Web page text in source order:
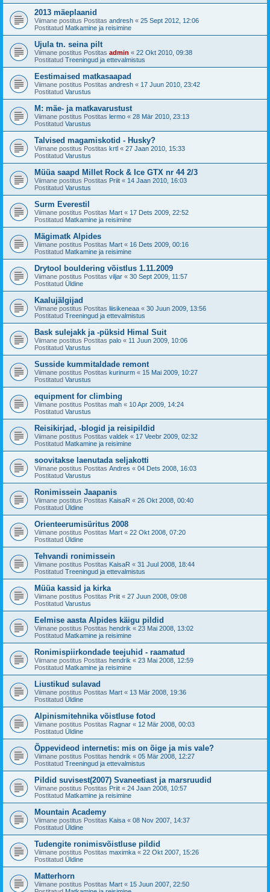
2013 mäeplaanid
Viimane postitus Postitas andresh « 25 Sept 2012, 12:06
Postitatud Matkamine ja reisimine
Ujula tn. seina pilt
Viimane postitus Postitas admin « 22 Okt 2010, 09:38
Postitatud Treeningud ja ettevalmistus
Eestimaised matkasaapad
Viimane postitus Postitas andresh « 17 Juun 2010, 23:42
Postitatud Varustus
M: mäe- ja matkavarustust
Viimane postitus Postitas lermo « 28 Mär 2010, 23:13
Postitatud Varustus
Talvised magamiskotid - Husky?
Viimane postitus Postitas krtl « 27 Jaan 2010, 15:33
Postitatud Varustus
Müüa saapd Millet Rock & Ice GTX nr 44 2/3
Viimane postitus Postitas Priit « 14 Jaan 2010, 16:03
Postitatud Varustus
Surm Everestil
Viimane postitus Postitas Mart « 17 Dets 2009, 22:52
Postitatud Matkamine ja reisimine
Mägimatk Alpides
Viimane postitus Postitas Mart « 16 Dets 2009, 00:16
Postitatud Matkamine ja reisimine
Drytool bouldering võistlus 1.11.2009
Viimane postitus Postitas viljar « 30 Sept 2009, 11:57
Postitatud Üldine
Kaalujälgijad
Viimane postitus Postitas liisikeneaa « 30 Juun 2009, 13:56
Postitatud Treeningud ja ettevalmistus
Bask sulejakk ja -püksid Himal Suit
Viimane postitus Postitas palo « 11 Juun 2009, 10:06
Postitatud Varustus
Susside kummitaldade remont
Viimane postitus Postitas kurinurm « 15 Mai 2009, 10:27
Postitatud Varustus
equipment for climbing
Viimane postitus Postitas mah « 10 Apr 2009, 14:24
Postitatud Varustus
Reisikirjad, -blogid ja reisipildid
Viimane postitus Postitas valdek « 17 Veebr 2009, 02:32
Postitatud Matkamine ja reisimine
soovitakse laenutada seljakotti
Viimane postitus Postitas Andres « 04 Dets 2008, 16:03
Postitatud Varustus
Ronimissein Jaapanis
Viimane postitus Postitas KaisaR « 26 Okt 2008, 00:40
Postitatud Üldine
Orienteerumisüritus 2008
Viimane postitus Postitas Mart « 22 Okt 2008, 07:20
Postitatud Üldine
Tehvandi ronimissein
Viimane postitus Postitas KaisaR « 31 Juul 2008, 18:44
Postitatud Treeningud ja ettevalmistus
Müüa kassid ja kirka
Viimane postitus Postitas Priit « 27 Juun 2008, 09:08
Postitatud Varustus
Eelmise aasta Alpides käigu pildid
Viimane postitus Postitas hendrik « 23 Mai 2008, 13:02
Postitatud Matkamine ja reisimine
Ronimispiirkondade teejuhid - raamatud
Viimane postitus Postitas hendrik « 23 Mai 2008, 12:59
Postitatud Matkamine ja reisimine
Liustikud sulavad
Viimane postitus Postitas Mart « 13 Mär 2008, 19:36
Postitatud Üldine
Alpinismitehnika võistluse fotod
Viimane postitus Postitas Ragnar « 12 Mär 2008, 00:03
Postitatud Üldine
Õppevideod internetis: mis on õige ja mis vale?
Viimane postitus Postitas hendrik « 05 Mär 2008, 12:27
Postitatud Treeningud ja ettevalmistus
Pildid suvisest(2007) Svaneetiast ja marsruudid
Viimane postitus Postitas Priit « 24 Jaan 2008, 10:57
Postitatud Matkamine ja reisimine
Mountain Academy
Viimane postitus Postitas Kaisa « 08 Nov 2007, 14:37
Postitatud Üldine
Tudengite ronimisvõistluse pildid
Viimane postitus Postitas maximka « 22 Okt 2007, 15:26
Postitatud Üldine
Matterhorn
Viimane postitus Postitas Mart « 15 Juun 2007, 22:50